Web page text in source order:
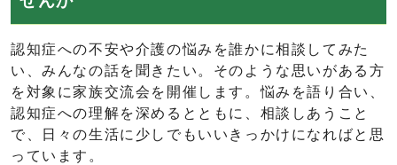
認知症への不安や介護の悩みを誰かに相談してみた
い、みんなの話を聞きたい。そのような思いがある方
を対象に家族交流会を開催します。悩みを語り合い、
認知症への理解を深めるとともに、相談しあうこと
で、日々の生活に少しでもいいきっかけになればと思
っています。